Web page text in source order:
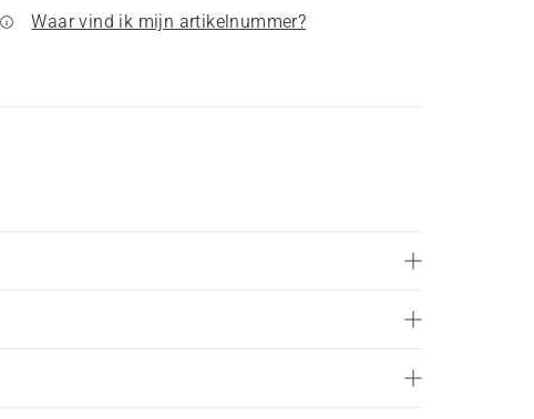
Waar vind ik mijn artikelnummer?